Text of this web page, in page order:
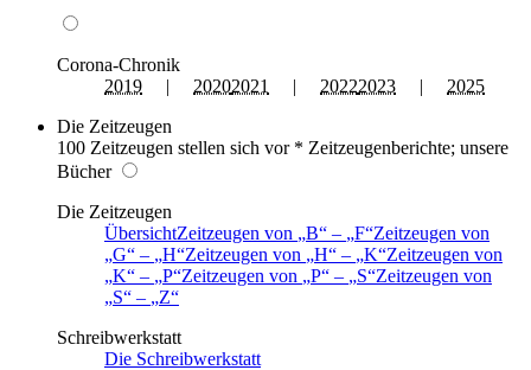
Corona-Chronik
2019 | 20202021 | 20222023 | 2025
Die Zeitzeugen
100 Zeitzeugen stellen sich vor * Zeitzeugenberichte; unsere
Bücher
Die Zeitzeugen
ÜbersichtZeitzeugen von B – F Zeitzeugen von
G
– H Zeitzeugen von H – K Zeitzeugen von
K
– P Zeitzeugen von P – S Zeitzeugen von
S
–
Z
Schreibwerkstatt
Die Schreibwerkstatt